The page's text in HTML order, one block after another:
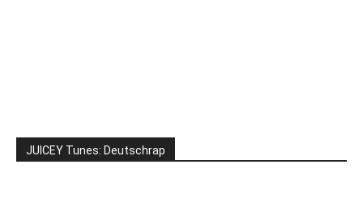
JUICEY Tunes: Deutschrap